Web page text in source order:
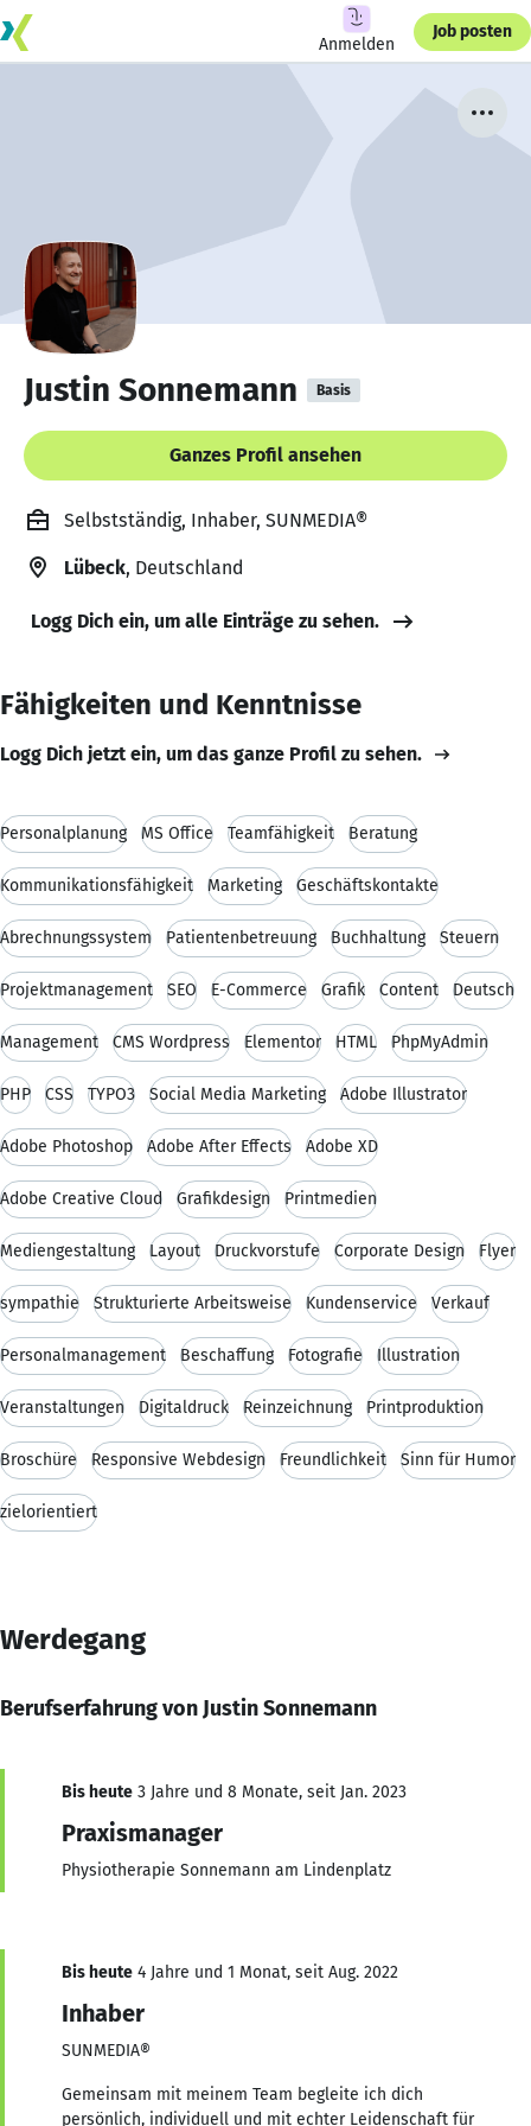
Anmelden
Job posten
Justin Sonnemann Basis
Ganzes Profil ansehen
Selbstständig, Inhaber, SUNMEDIA®
Lübeck, Deutschland
Logg Dich ein, um alle Einträge zu sehen.
Fähigkeiten und Kenntnisse
Logg Dich jetzt ein, um das ganze Profil zu sehen.
Personalplanung MS Office Teamfähigkeit Beratung
Kommunikationsfähigkeit Marketing Geschäftskontakte
Abrechnungssystem Patientenbetreuung Buchhaltung Steuern
Projektmanagement SEO E-Commerce Grafik Content Deutsch
Management CMS Wordpress Elementor HTML PhpMyAdmin
PHP CSS TYPO3 Social Media Marketing Adobe Illustrator
Adobe Photoshop Adobe After Effects Adobe XD
Adobe Creative Cloud Grafikdesign Printmedien
Mediengestaltung Layout Druckvorstufe Corporate Design Flyer
sympathie Strukturierte Arbeitsweise Kundenservice Verkauf
Personalmanagement Beschaffung Fotografie Illustration
Veranstaltungen Digitaldruck Reinzeichnung Printproduktion
Broschüre Responsive Webdesign Freundlichkeit Sinn für Humor
zielorientiert
Werdegang
Berufserfahrung von Justin Sonnemann
Bis heute 3 Jahre und 8 Monate, seit Jan. 2023
Praxismanager
Physiotherapie Sonnemann am Lindenplatz
Bis heute 4 Jahre und 1 Monat, seit Aug. 2022
Inhaber
SUNMEDIA®
Gemeinsam mit meinem Team begleite ich dich
persönlich, individuell und mit echter Leidenschaft für